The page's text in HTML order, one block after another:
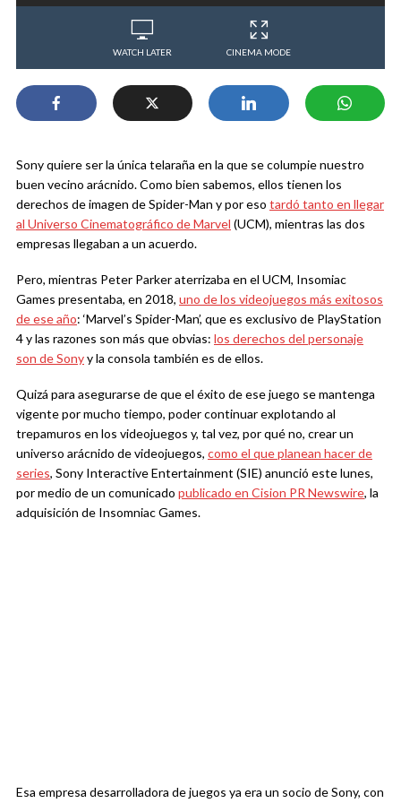
WATCH LATER CINEMA MODE
Sony quiere ser la única telaraña en la que se columpie nuestro
buen vecino arácnido. Como bien sabemos, ellos tienen los
derechos de imagen de Spider-Man y por eso tardó tanto en llegar
al Universo Cinematográfico de Marvel (UCM), mientras las dos
empresas llegaban a un acuerdo.
Pero, mientras Peter Parker aterrizaba en el UCM, Insomiac
Games presentaba, en 2018, uno de los videojuegos más exitosos
de ese año: ‘Marvel’s Spider-Man’, que es exclusivo de PlayStation
4 y las razones son más que obvias: los derechos del personaje
son de Sonyy la consola también es de ellos.
Quizá para asegurarse de que el éxito de ese juego se mantenga
vigente por mucho tiempo, poder continuar explotando al
trepamuros en los videojuegos y, tal vez, por qué no, crear un
universo arácnido de videojuegos, como el que planean hacer de
series, Sony Interactive Entertainment (SIE) anunció este lunes,
por medio de un comunicado publicado en Cision PR Newswire, la
adquisición de Insomniac Games.
Esa empresa desarrolladora de juegos ya era un socio de Sony, con